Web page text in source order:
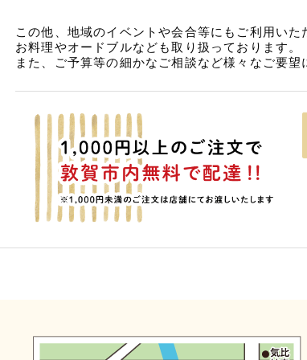
この他、地域のイベントや会合等にもご利用いた
お料理やオードブルなども取り扱っております。
また、ご予算等の細かなご相談など様々なご要望